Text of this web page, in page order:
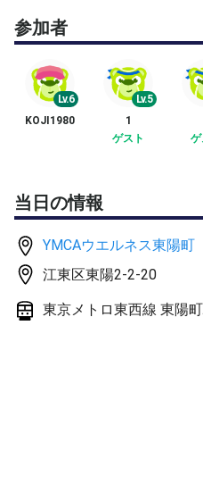
l
館内のご利用規制について
テニス大会にご参加の方は
階テニスコート以外の別フ
参加者
Lv.6
KOJI1980
Lv.5
1
ゲスト
ゲ
当日の情報
YMCAウエルネス東陽町
江東区東陽2-2-20
東京メトロ東西線 東陽